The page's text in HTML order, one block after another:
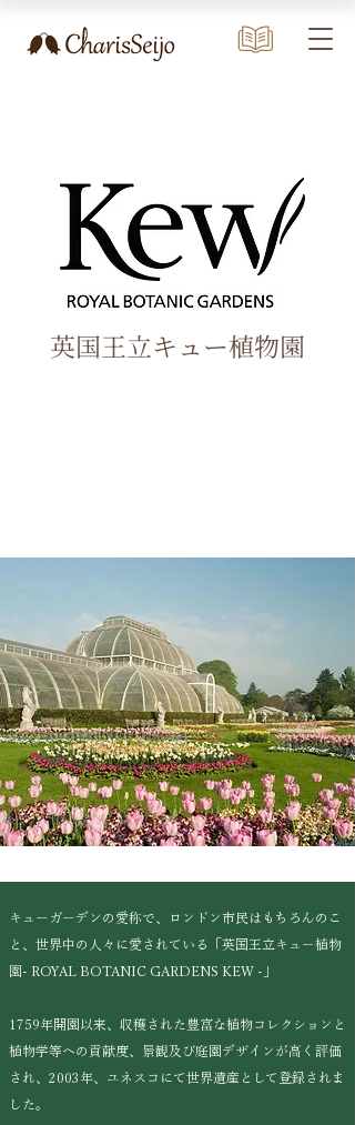
英国王立キュー植物園
キューガーデンの愛称で、ロンドン市民はもちろんのこ
と、世界中の人々に愛されている「英国王立キュー植物
園- ROYAL BOTANIC GARDENS KEW -」
1759年開園以来、収穫された豊富な植物コレクションと
植物学等への貢献度、景観及び庭園デザインが高く評価
され、2003年、ユネスコにて世界遺産として登録されま
した。